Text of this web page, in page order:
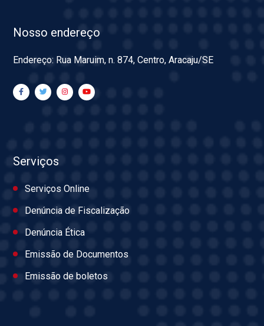
Nosso endereço
Endereço: Rua Maruim, n. 874, Centro, Aracaju/SE
Serviços
Serviços Online
Denúncia de Fiscalização
Denúncia Ética
Emissão de Documentos
Emissão de boletos